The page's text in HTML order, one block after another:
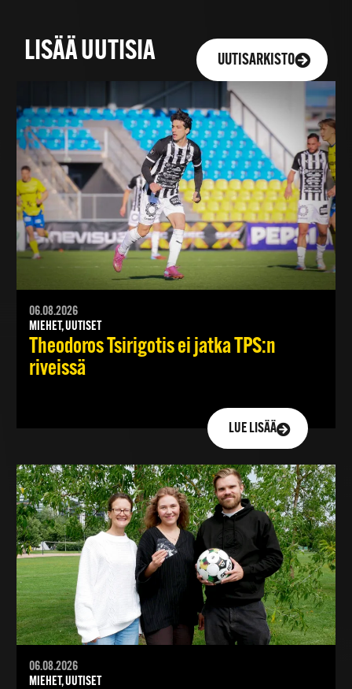
LISÄÄ UUTISIA UUTISARKISTO
06.08.2026
MIEHET, UUTISET
Theodoros Tsirigotis ei jatka TPS:n
riveissä
LUE LISÄÄ
06.08.2026
MIEHET, UUTISET